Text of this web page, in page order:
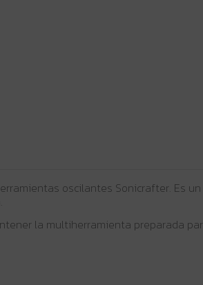
oscilantes Sonicrafter. Es
la multiherramienta preparada